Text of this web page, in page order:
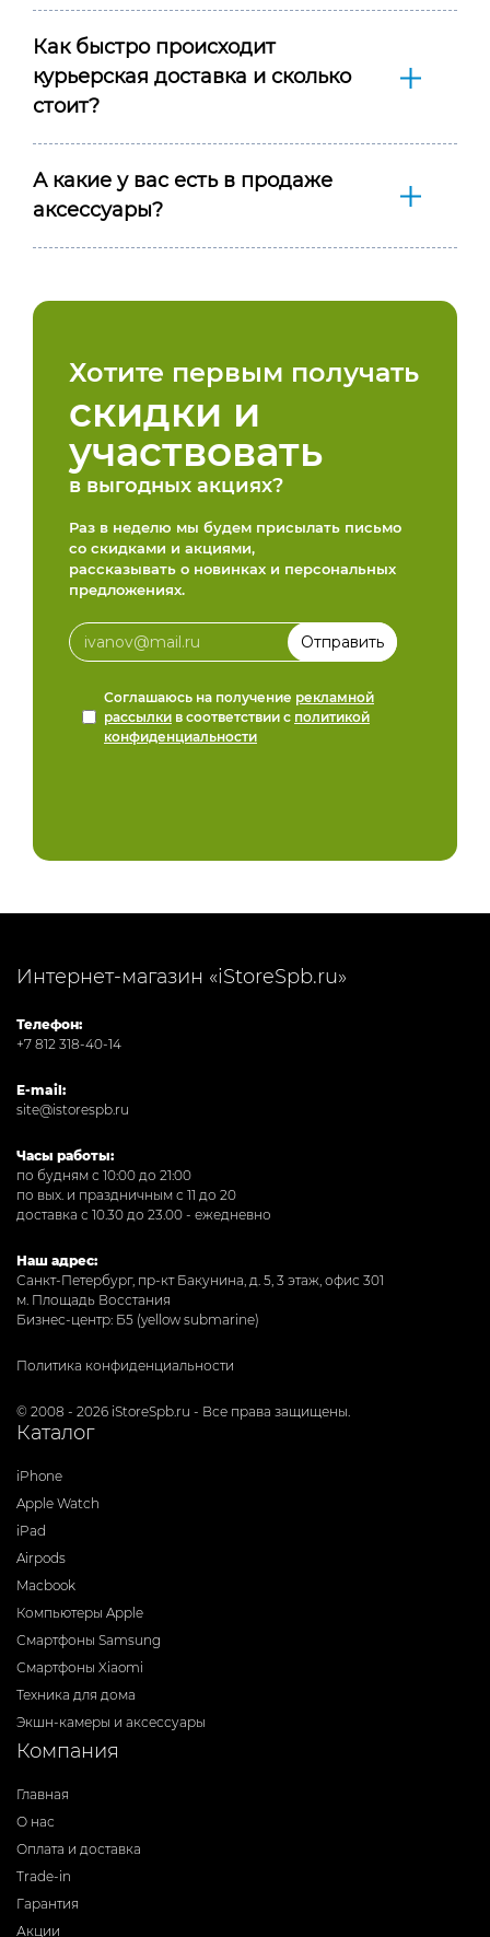
Как быстро происходит
курьерская доставка и сколько
стоит?
А какие у вас есть в продаже
аксессуары?
Хотите первым получать
скидки и
участвовать
в выгодных акциях?
Раз в неделю мы будем присылать письмо
со скидками и акциями,
рассказывать о новинках и персональных
предложениях.
Соглашаюсь на получение рекламной
рассылки в соответствии с политикой
конфиденциальности
Интернет-магазин «iStoreSpb.ru»
Телефон:
+7 812 318-40-14
E-mail:
site@istorespb.ru
Часы работы:
по будням с 10:00 до 21:00
по вых. и праздничным с 11 до 20
доставка с 10.30 до 23.00 - ежедневно
Наш адрес:
Санкт-Петербург, пр-кт Бакунина, д. 5, 3 этаж, офис 301
м. Площадь Восстания
Бизнес-центр: Б5 (yellow submarine)
Политика конфиденциальности
© 2008 - 2026 iStoreSpb.ru - Все права защищены.
Каталог
iPhone
Apple Watch
iPad
Airpods
Macbook
Компьютеры Apple
Смартфоны Samsung
Смартфоны Xiaomi
Техника для дома
Экшн-камеры и аксессуары
Компания
Главная
О нас
Оплата и доставка
Trade-in
Гарантия
Акции